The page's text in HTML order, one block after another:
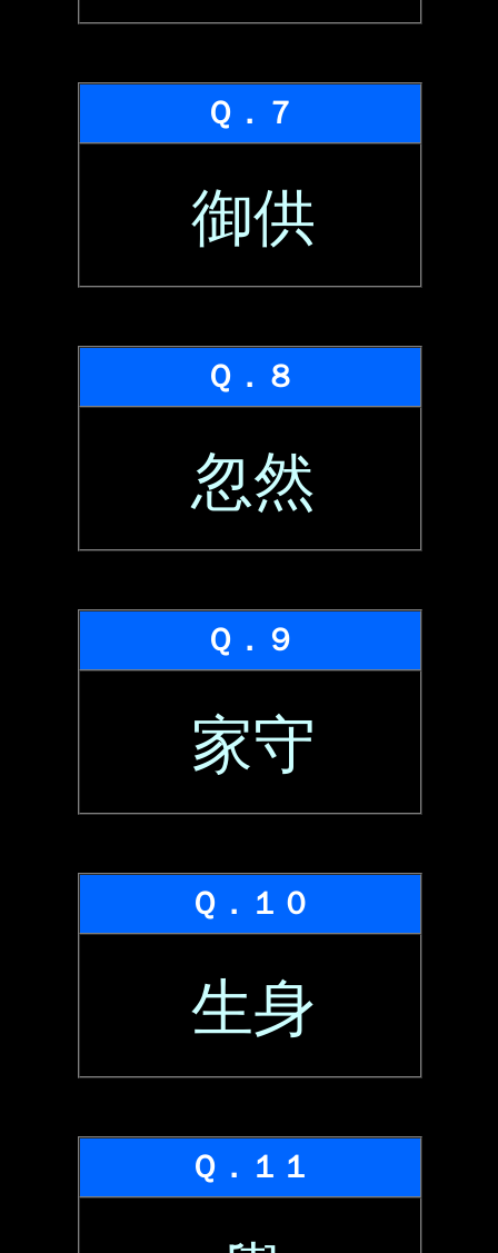
Ｑ．７
御供
Ｑ．８
忽然
Ｑ．９
家守
Ｑ．１０
生身
Ｑ．１１